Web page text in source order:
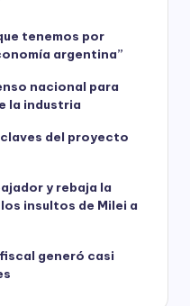
tenemos por
argentina”
nacional para
la industria
del proyecto
y rebaja la
insultos de Milei a
generó casi